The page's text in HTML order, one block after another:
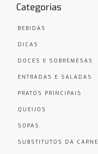
Categorias
BEBIDAS
DICAS
DOCES E SOBREMESAS
ENTRADAS E SALADAS
PRATOS PRINCIPAIS
QUEIJOS
SOPAS
SUBSTITUTOS DA CARNE